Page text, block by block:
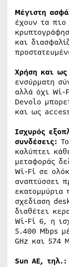
Μέγιστη
έχουν τα
και
Χρήση και ως
ενσύρματη
αλλά όχι
Devolo
και ως
Ισχυρός
συνδέσεις:
καλύπτει
μεταφοράς
Wi-Fi σε
αναπτύσσει
σχεδίαση
διαθέτει
Wi-Fi 6, η
5.400 Mbps
GHz και 574
Sun ΑΕ, τηλ.: